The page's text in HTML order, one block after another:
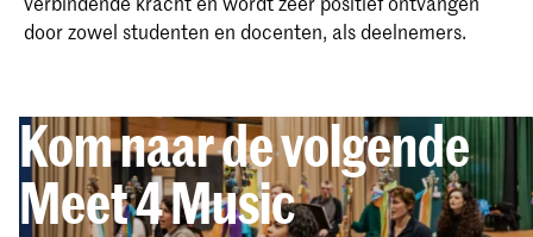
door zowel studenten en docenten, als deelnemers.
Kom naar de volgende
Meet 4 Music